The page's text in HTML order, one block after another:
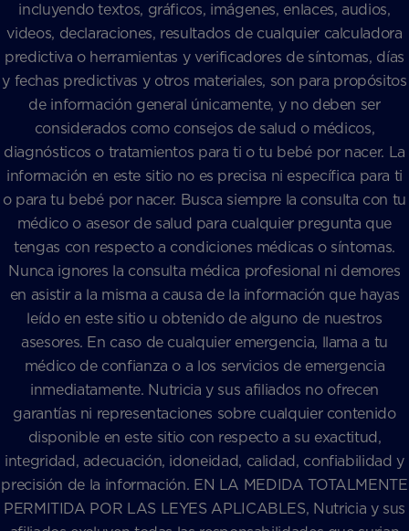
incluyendo textos, gráficos, imágenes, enlaces, audios,
videos, declaraciones, resultados de cualquier calculadora
predictiva o herramientas y verificadores de síntomas, días
y fechas predictivas y otros materiales, son para propósitos
de información general únicamente, y no deben ser
considerados como consejos de salud o médicos,
diagnósticos o tratamientos para ti o tu bebé por nacer. La
información en este sitio no es precisa ni específica para ti
o para tu bebé por nacer. Busca siempre la consulta con tu
médico o asesor de salud para cualquier pregunta que
tengas con respecto a condiciones médicas o síntomas.
Nunca ignores la consulta médica profesional ni demores
en asistir a la misma a causa de la información que hayas
leído en este sitio u obtenido de alguno de nuestros
asesores. En caso de cualquier emergencia, llama a tu
médico de confianza o a los servicios de emergencia
inmediatamente. Nutricia y sus afiliados no ofrecen
garantías ni representaciones sobre cualquier contenido
disponible en este sitio con respecto a su exactitud,
integridad, adecuación, idoneidad, calidad, confiabilidad y
precisión de la información. EN LA MEDIDA TOTALMENTE
PERMITIDA POR LAS LEYES APLICABLES, Nutricia y sus